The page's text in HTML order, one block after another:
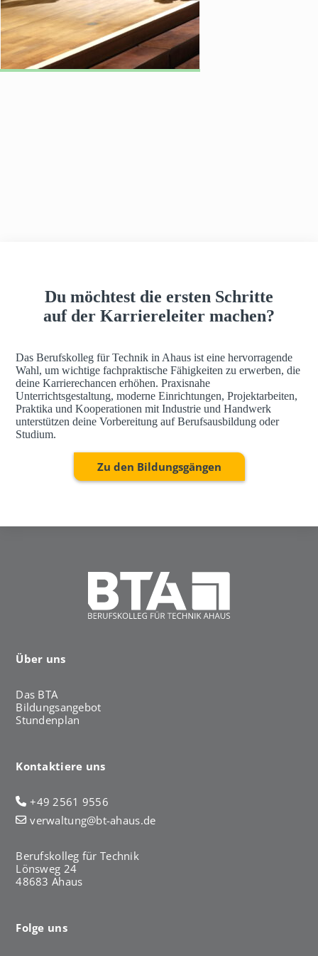
h
a
s
Du möchtest die ersten Schritte
auf der Karriereleiter machen?
Das Berufskolleg für Technik in Ahaus ist eine hervorragende
Wahl, um wichtige fachpraktische Fähigkeiten zu erwerben, die
deine Karrierechancen erhöhen. Praxisnahe
Unterrichtsgestaltung, moderne Einrichtungen, Projektarbeiten,
Praktika und Kooperationen mit Industrie und Handwerk
unterstützen deine Vorbereitung auf Berufsausbildung oder
Studium.
Zu den Bildungsgängen
Über uns
Das BTA
Bildungsangebot
Stundenplan
Kontaktiere uns
+49 2561 9556
verwaltung@bt-ahaus.de
Berufskolleg für Technik
Lönsweg 24
48683 Ahaus
Folge uns